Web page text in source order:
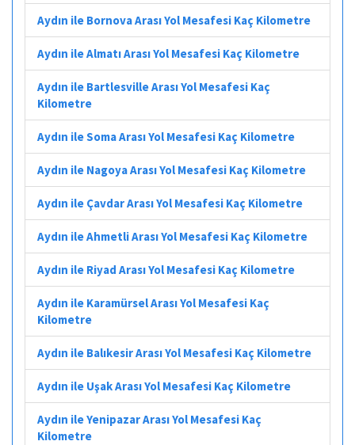
Aydın ile Bornova Arası Yol Mesafesi Kaç Kilometre
Aydın ile Almatı Arası Yol Mesafesi Kaç Kilometre
Aydın ile Bartlesville Arası Yol Mesafesi Kaç
Kilometre
Aydın ile Soma Arası Yol Mesafesi Kaç Kilometre
Aydın ile Nagoya Arası Yol Mesafesi Kaç Kilometre
Aydın ile Çavdar Arası Yol Mesafesi Kaç Kilometre
Aydın ile Ahmetli Arası Yol Mesafesi Kaç Kilometre
Aydın ile Riyad Arası Yol Mesafesi Kaç Kilometre
Aydın ile Karamürsel Arası Yol Mesafesi Kaç
Kilometre
Aydın ile Balıkesir Arası Yol Mesafesi Kaç Kilometre
Aydın ile Uşak Arası Yol Mesafesi Kaç Kilometre
Aydın ile Yenipazar Arası Yol Mesafesi Kaç
Kilometre